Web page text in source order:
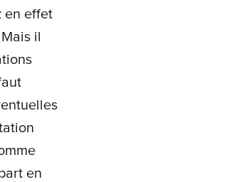
en effet
il
en